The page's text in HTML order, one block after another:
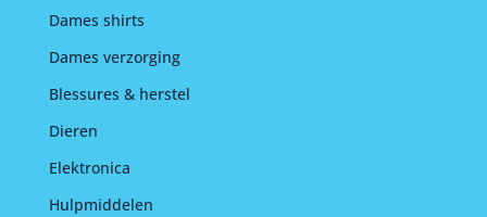
Dames shirts
Dames verzorging
Blessures & herstel
Dieren
Elektronica
Hulpmiddelen